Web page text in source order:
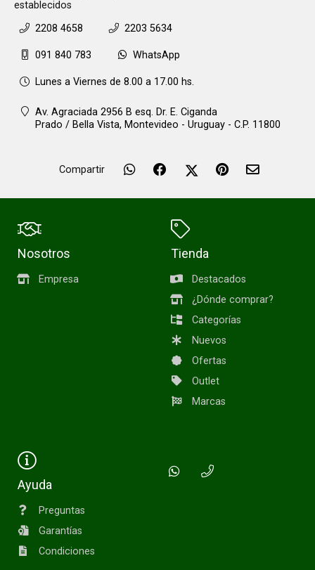
establecidos
2208 4658
2203 5634
091 840 783 WhatsApp
Lunes a Viernes de 8.00 a 17.00 hs.
Av. Agraciada 2956 B esq. Dr. E. Ciganda
Prado / Bella Vista, Montevideo - Uruguay - C.P. 11800
Compartir
Nosotros
Empresa
Tienda
Destacados
¿Dónde comprar?
Categorías
Nuevos
Ofertas
Outlet
Marcas
Ayuda
Preguntas
Garantías
Condiciones